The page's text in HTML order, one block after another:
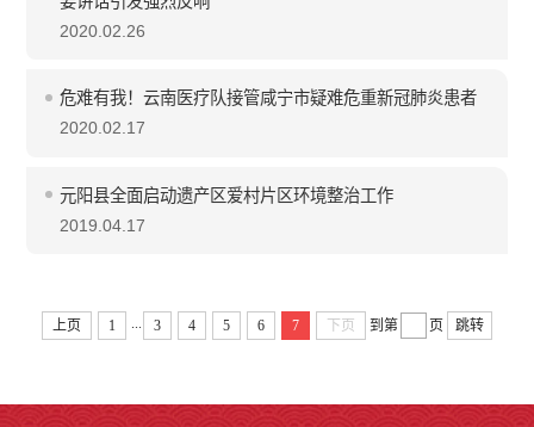
2020.02.26
危难有我！云南医疗队接管咸宁市疑难危重新冠肺炎患者
2020.02.17
元阳县全面启动遗产区爱村片区环境整治工作
2019.04.17
上页 1 ... 3 4 5 6 7 下页 到第 页 跳转